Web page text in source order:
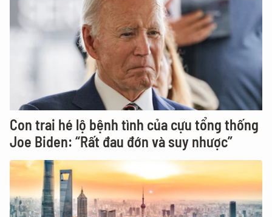
Con trai hé lộ bệnh tình của cựu tổng thống
Joe Biden: “Rất đau đớn và suy nhược”